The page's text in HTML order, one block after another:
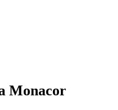
Monacor